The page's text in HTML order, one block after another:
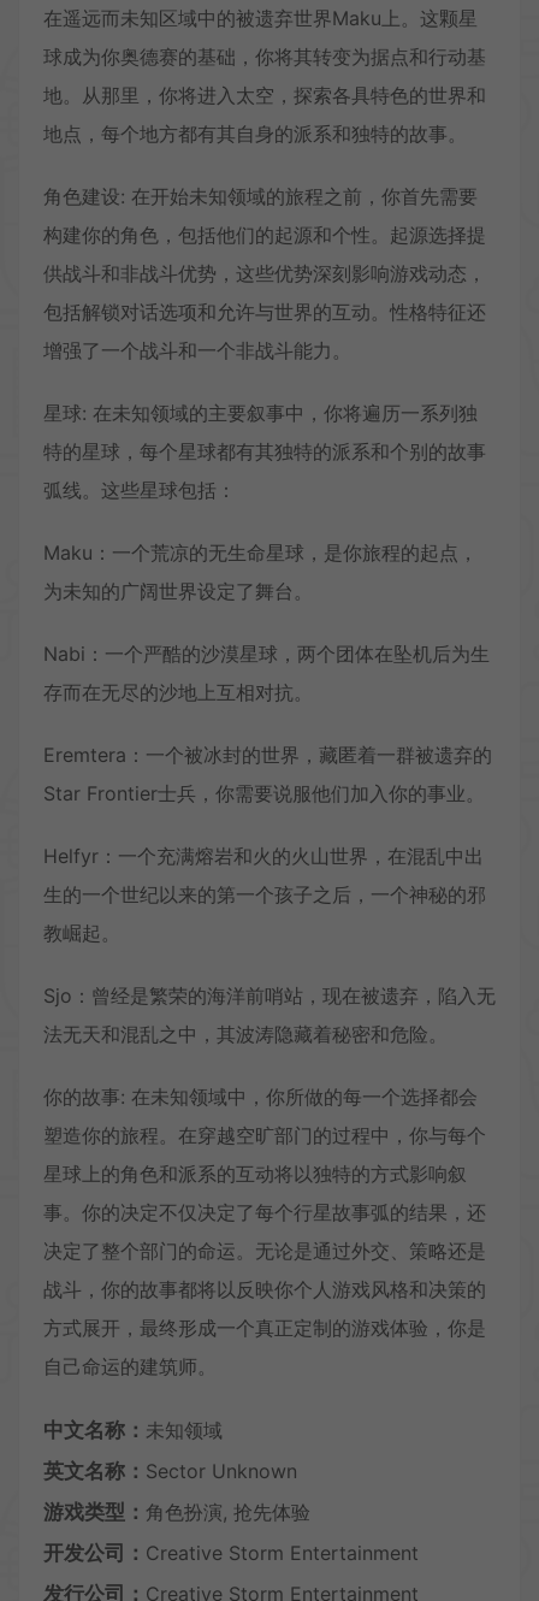
在遥远而未知区域中的被遗弃世界Maku上。这颗星
球成为你奥德赛的基础，你将其转变为据点和行动基
地。从那里，你将进入太空，探索各具特色的世界和
地点，每个地方都有其自身的派系和独特的故事。
角色建设: 在开始未知领域的旅程之前，你首先需要
构建你的角色，包括他们的起源和个性。起源选择提
供战斗和非战斗优势，这些优势深刻影响游戏动态，
包括解锁对话选项和允许与世界的互动。性格特征还
增强了一个战斗和一个非战斗能力。
星球: 在未知领域的主要叙事中，你将遍历一系列独
特的星球，每个星球都有其独特的派系和个别的故事
弧线。这些星球包括：
Maku：一个荒凉的无生命星球，是你旅程的起点，
为未知的广阔世界设定了舞台。
Nabi：一个严酷的沙漠星球，两个团体在坠机后为生
存而在无尽的沙地上互相对抗。
Eremtera：一个被冰封的世界，藏匿着一群被遗弃的
Star Frontier士兵，你需要说服他们加入你的事业。
Helfyr：一个充满熔岩和火的火山世界，在混乱中出
生的一个世纪以来的第一个孩子之后，一个神秘的邪
教崛起。
Sjo：曾经是繁荣的海洋前哨站，现在被遗弃，陷入无
法无天和混乱之中，其波涛隐藏着秘密和危险。
你的故事: 在未知领域中，你所做的每一个选择都会
塑造你的旅程。在穿越空旷部门的过程中，你与每个
星球上的角色和派系的互动将以独特的方式影响叙
事。你的决定不仅决定了每个行星故事弧的结果，还
决定了整个部门的命运。无论是通过外交、策略还是
战斗，你的故事都将以反映你个人游戏风格和决策的
方式展开，最终形成一个真正定制的游戏体验，你是
自己命运的建筑师。
中文名称： 未知领域
英文名称： Sector Unknown
游戏类型： 角色扮演, 抢先体验
开发公司： Creative Storm Entertainment
发行公司： Creative Storm Entertainment